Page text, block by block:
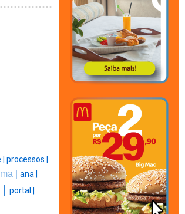
processos |
| ana |
portal |